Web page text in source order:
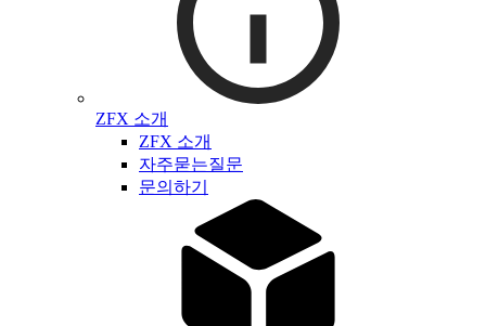
ZFX 소개
ZFX 소개
자주묻는질문
문의하기